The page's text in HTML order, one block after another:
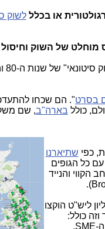
או בכלל לשוק
של השוק וחיסול
בסרט". הם שכחו
כולל בארה"ב, שם
כפי שתיארנו
כל הגופים
הקווי והנייד
תקציב של 1 מיליארד ליש"ט (כ-5.7 מיליארד ש"ח), כשמזה כ-150 מיליון ליש"ט הוקצו
כולל: